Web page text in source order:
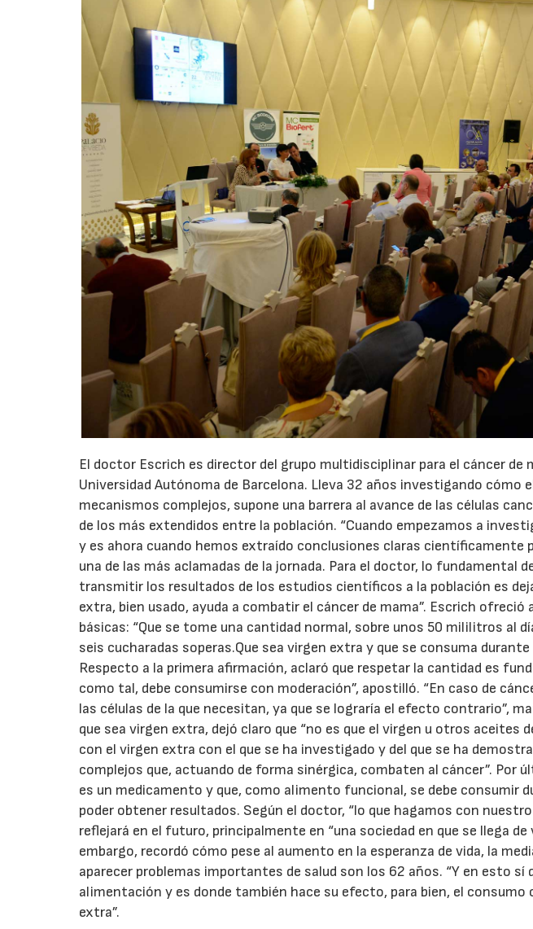
El doctor Escrich es director del grupo multidisciplinar para el cáncer de
Universidad Autónoma de Barcelona. Lleva 32 años investigando cómo
mecanismos complejos, supone una barrera al avance de las células
de los más extendidos entre la población. “Cuando empezamos a
y es ahora cuando hemos extraído conclusiones claras científicamente
una de las más aclamadas de la jornada. Para el doctor, lo fundamental
transmitir los resultados de los estudios científicos a la población es
extra, bien usado, ayuda a combatir el cáncer de mama”. Escrich
básicas: “Que se tome una cantidad normal, sobre unos 50 mililitros al
seis cucharadas soperas.Que sea virgen extra y que se consuma durante
Respecto a la primera afirmación, aclaró que respetar la cantidad es
como tal, debe consumirse con moderación”, apostilló. “En caso de
las células de la que necesitan, ya que se lograría el efecto contrario”,
que sea virgen extra, dejó claro que “no es que el virgen u otros aceites
con el virgen extra con el que se ha investigado y del que se ha
complejos que, actuando de forma sinérgica, combaten al cáncer”. Por
es un medicamento y que, como alimento funcional, se debe consumir
poder obtener resultados. Según el doctor, “lo que hagamos con
reflejará en el futuro, principalmente en “una sociedad en que se llega de
embargo, recordó cómo pese al aumento en la esperanza de vida, la
aparecer problemas importantes de salud son los 62 años. “Y en esto sí
alimentación y es donde también hace su efecto, para bien, el
extra”.